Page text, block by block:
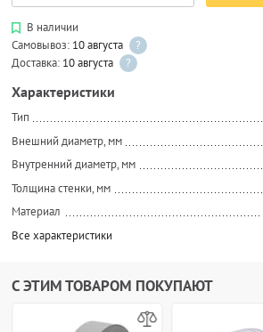
В наличии
Самовывоз: 10 августа
?
Доставка: 10 августа ?
Характеристики
Тип
Внешний диаметр, мм
Внутренний диаметр, мм
Толщина стенки, мм
Материал
Все характеристики
С ЭТИМ ТОВАРОМ ПОКУПАЮТ